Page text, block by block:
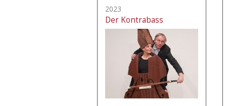
2023
Der Kontrabass